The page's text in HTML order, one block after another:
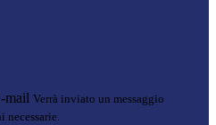
mail Verrà inviato un messaggio